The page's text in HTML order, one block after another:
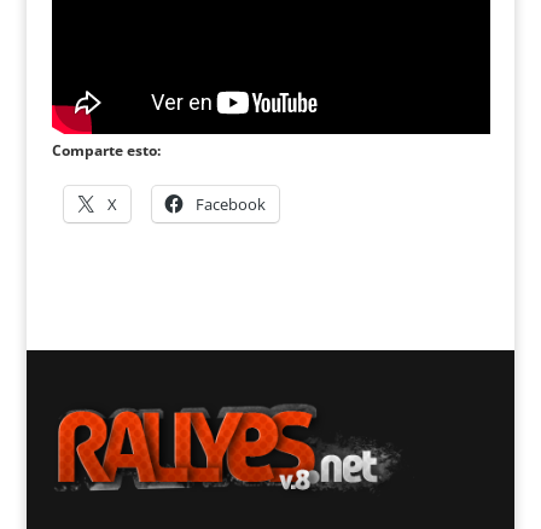
Comparte esto:
X Facebook